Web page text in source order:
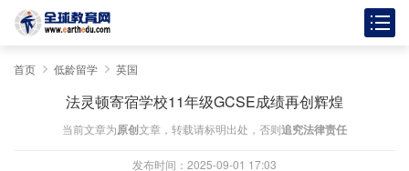
首页 低龄留学 英国
法灵顿寄宿学校11年级GCSE成绩再创辉煌
当前文章为原创文章，转载请标明出处，否则追究法律责任
发布时间：2025-09-01 17:03